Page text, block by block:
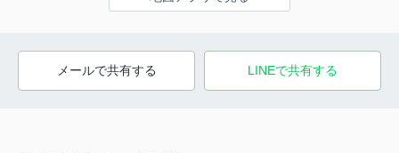
メールで共有する LINEで共有する